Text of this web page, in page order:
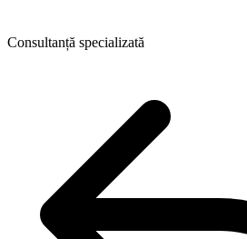
Consultanță specializată